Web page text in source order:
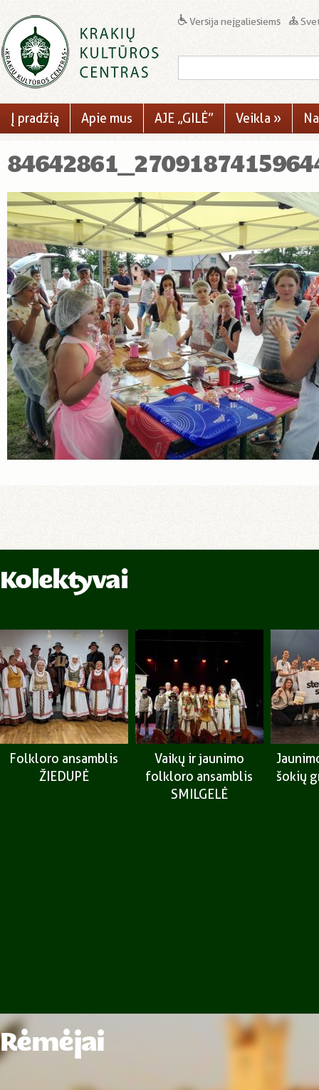
Versija neįgaliesiems
Į pradžią Apie mus AJE „GILĖ” Veikla »
Kolektyvai
Folkloro ansamblis
ŽIEDUPĖ
Vaikų ir jaunimo
folkloro ansamblis
SMILGELĖ
šokių
Rėmėjai